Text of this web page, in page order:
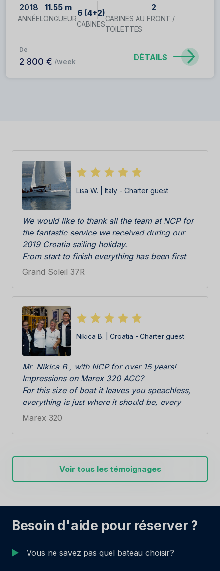
Lisa W. | Italy - Charter guest
We would like to thank all the team at NCP for
the fantastic service we received during our
2019 Croatia sailing holiday.
From start to finish everything has been first
class; Katarina, Antonia and Sandra were really
delivery, everything in perfect working order.
All cleaning team, skipper Ratko and all other
staff on the pier C responsive and competent.
We especially appreciated the welcome pack
consisting of locally products, wine, biscuits
etc all delicious. BRAVI BRAVI BRAVI!!!
We cannot wait to return!
Grand Soleil 37R
Nikica B. | Croatia - Charter guest
Mr. Nikica B., with NCP for over 15 years!
Impressions on Marex 320 ACC?
For this size of boat it leaves you speachless,
everything is just where it should be, every
inch perfectly used. Gives you a feeling of
trying to find a mistake, and you are supposed
to be on vacation !
handling, smooth on the seas, even in rough
conditions. And at the cruising speed of 17-19
kts does not consume much diesel.
come and try...
Marex 320
Voir tous les témoignages
2018
ANNÉE
11.55 m
LONGUEUR
6 (4+2)
CABINES
2
CABINES AU FRONT /
TOILETTES
De
2 800 € /week DÉTAILS
Besoin d'aide pour réserver ?
Vous ne savez pas quel bateau choisir?